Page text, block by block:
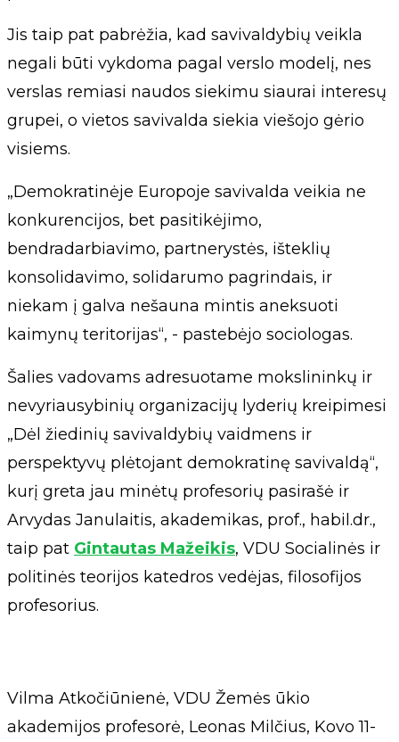
Jis taip pat pabrėžia, kad savivaldybių veikla
negali būti vykdoma pagal verslo modelį, nes
verslas remiasi naudos siekimu siaurai interesų
grupei, o vietos savivalda siekia viešojo gėrio
visiems.
„Demokratinėje Europoje savivalda veikia ne
konkurencijos, bet pasitikėjimo,
bendradarbiavimo, partnerystės, išteklių
konsolidavimo, solidarumo pagrindais, ir
niekam į galva nešauna mintis aneksuoti
kaimynų teritorijas“, - pastebėjo sociologas.
Šalies vadovams adresuotame mokslininkų ir
nevyriausybinių organizacijų lyderių kreipimesi
„Dėl žiedinių savivaldybių vaidmens ir
perspektyvų plėtojant demokratinę savivaldą“,
kurį greta jau minėtų profesorių pasirašė ir
Arvydas Janulaitis, akademikas, prof., habil.dr.,
taip pat Gintautas Mažeikis, VDU Socialinės ir
politinės teorijos katedros vedėjas, filosofijos
profesorius.
Vilma Atkočiūnienė, VDU Žemės ūkio
akademijos profesorė, Leonas Milčius, Kovo 11-